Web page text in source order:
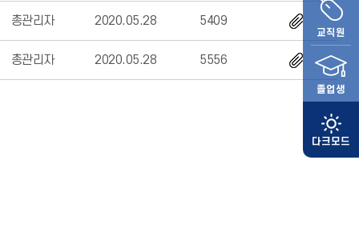
교직원
졸업생
총관리자 2020.05.28 5409
총관리자 2020.05.28 5556